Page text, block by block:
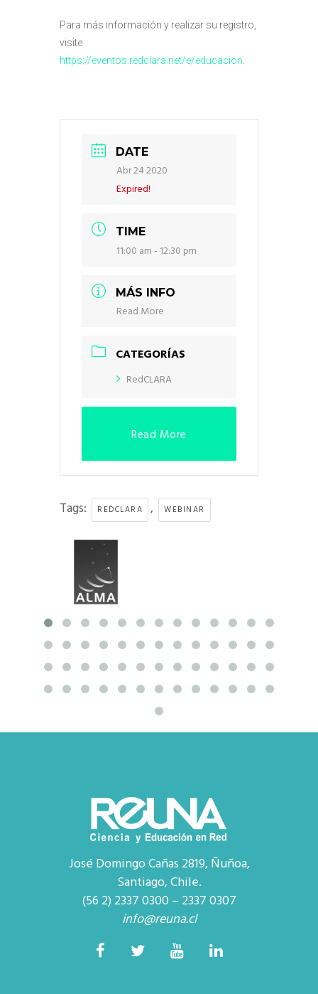
Para más información y realizar su registro,
visite
https://eventos.redclara.net/e/educacion
DATE
Abr 24 2020
Expired!
TIME
11:00 am - 12:30 pm
MÁS INFO
Read More
CATEGORÍAS
RedCLARA
Read More
Tags: REDCLARA , WEBINAR
José Domingo Cañas 2819, Ñuñoa,
Santiago, Chile.
(56 2) 2337 0300 – 2337 0307
info@reuna.cl